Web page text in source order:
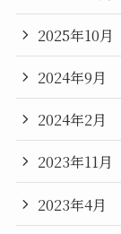
2025年10月
2024年9月
2024年2月
2023年11月
2023年4月